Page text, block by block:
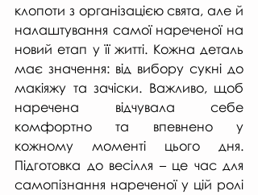
клопоти з організацією свята, але й
налаштування самої нареченої на
новий етап у її житті. Кожна деталь
має значення: від вибору сукні до
макіяжу та зачіски. Важливо, щоб
наречена відчувала себе
комфортно та впевнено у
кожному моменті цього дня.
Підготовка до весілля – це час для
самопізнання нареченої у цій ролі